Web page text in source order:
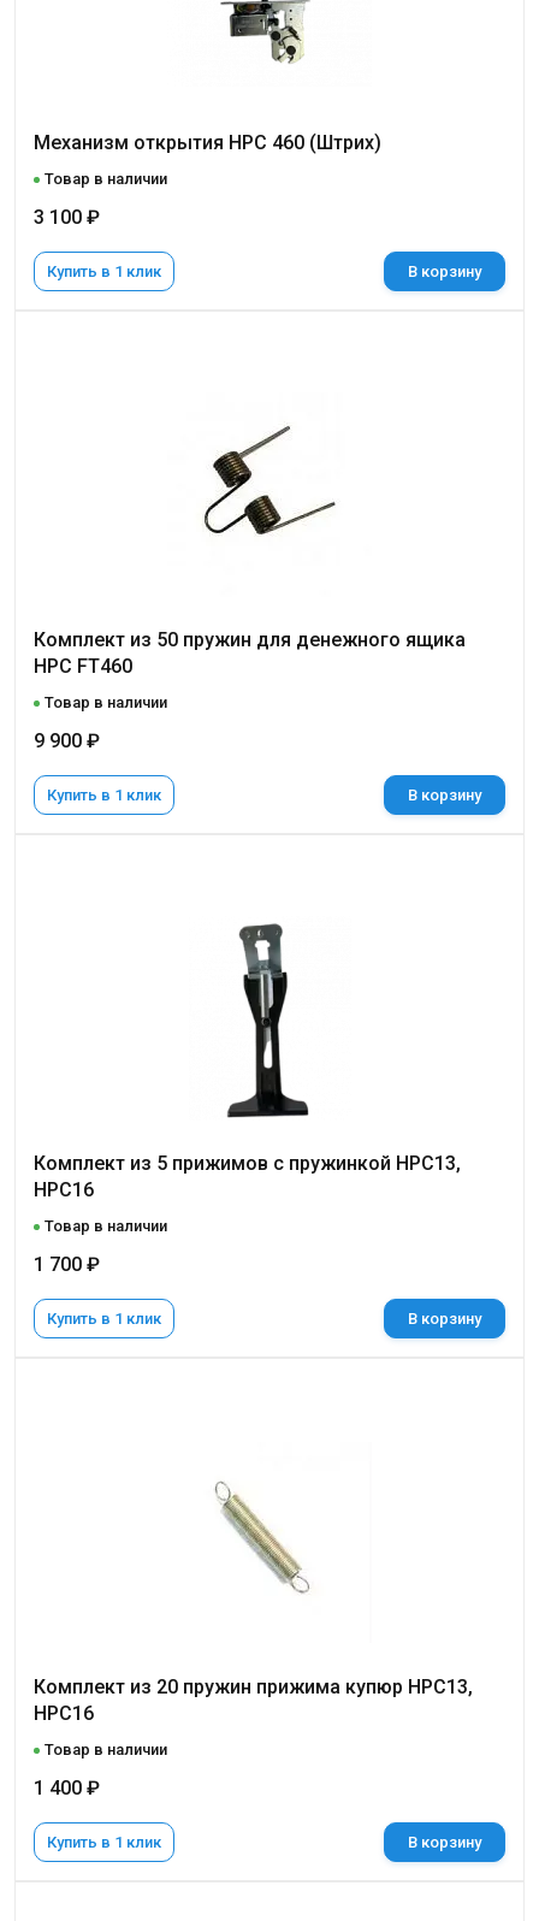
Механизм открытия HPC 460 (Штрих)
Товар в наличии
3 100 ₽
Купить в 1 клик В корзину
Комплект из 50 пружин для денежного ящика
HPC FT460
Товар в наличии
9 900 ₽
Купить в 1 клик В корзину
Комплект из 5 прижимов с пружинкой НРС13,
НРС16
Товар в наличии
1 700 ₽
Купить в 1 клик В корзину
Комплект из 20 пружин прижима купюр НРС13,
НРС16
Товар в наличии
1 400 ₽
Купить в 1 клик В корзину